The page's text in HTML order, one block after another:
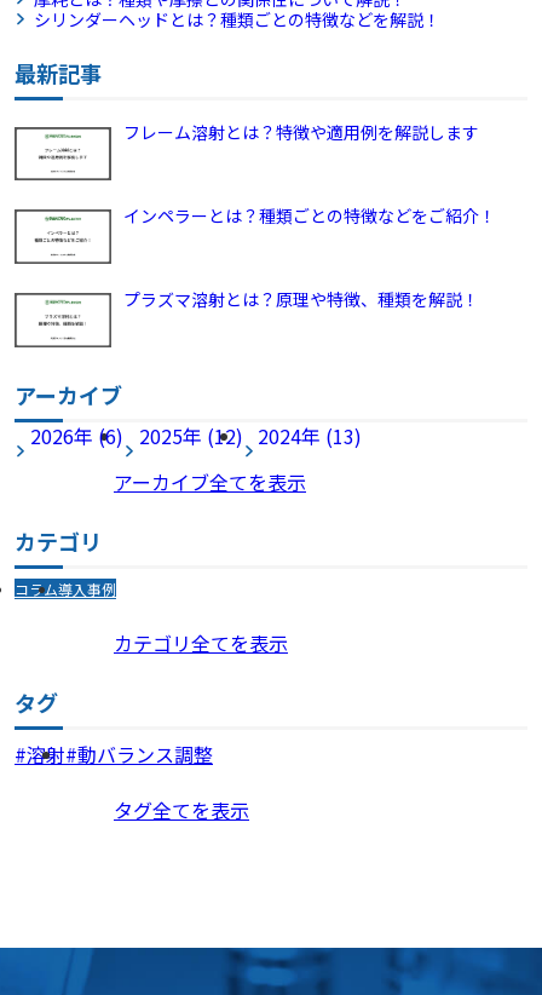
シリンダーヘッドとは？種類ごとの特徴などを解説！
最新記事
フレーム溶射とは？特徴や適用例を解説します
インペラーとは？種類ごとの特徴などをご紹介！
プラズマ溶射とは？原理や特徴、種類を解説！
アーカイブ
2026年 (6) 2025年 (12) 2024年 (13)
アーカイブ全てを表示
カテゴリ
コラム導入事例
カテゴリ全てを表示
タグ
溶射 動バランス調整
タグ全てを表示